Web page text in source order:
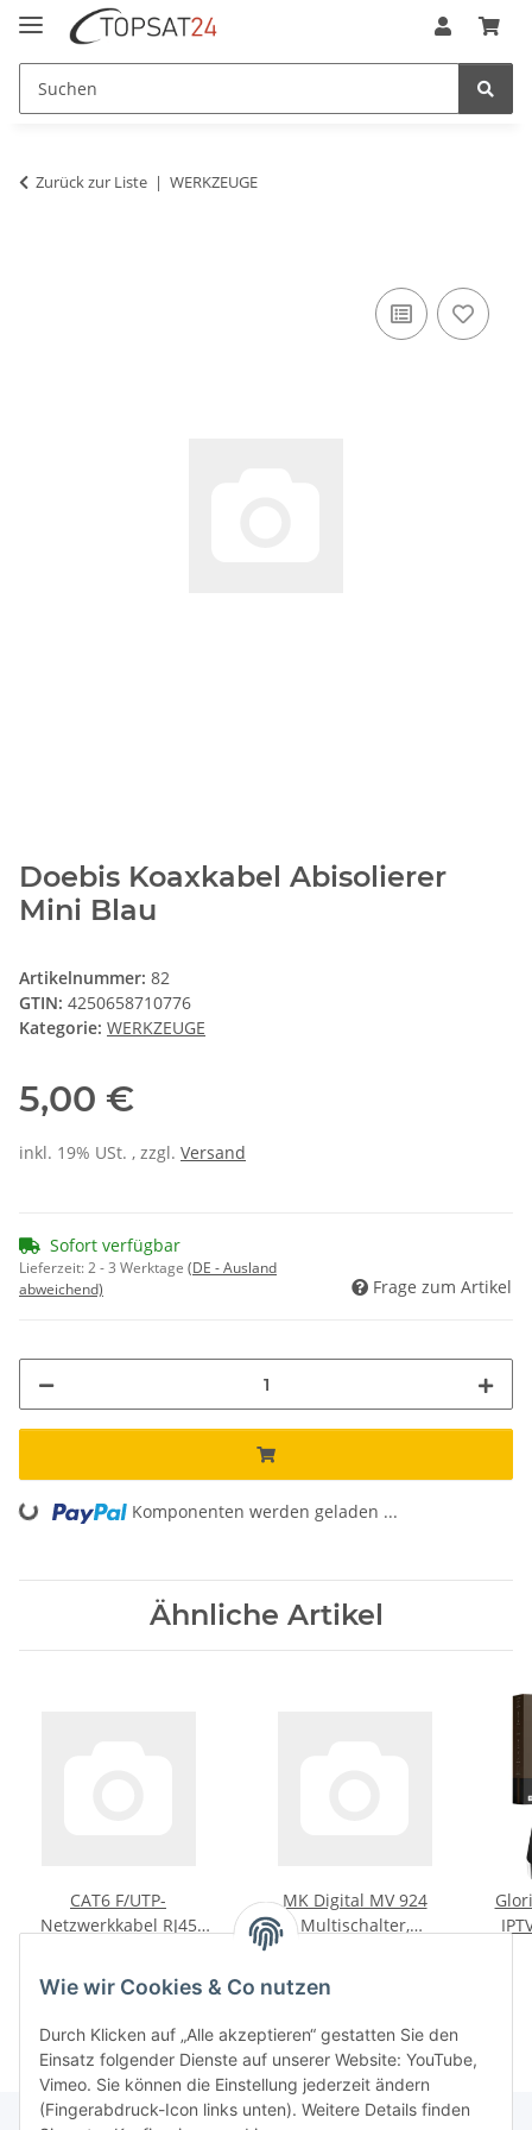
Wie wir Cookies & Co nutzen
Durch Klicken auf „Alle akzeptieren“ gestatten Sie den
Einsatz folgender Dienste auf unserer Website: YouTube,
Vimeo. Sie können die Einstellung jederzeit ändern
(Fingerabdruck-Icon links unten). Weitere Details finden
Zurück zur Liste WERKZEUGE
Doebis Koaxkabel Abisolierer
Mini Blau
Artikelnummer: 82
GTIN: 4250658710776
Kategorie: WERKZEUGE
5,00 €
inkl. 19% USt. , zzgl. Versand
Sofort verfügbar
Lieferzeit:2 - 3 Werktage (DE - Ausland
abweichend)
Frage zum Artikel
Loading... Komponenten werden geladen ...
Ähnliche Artikel
CAT6 F/UTP-
Netzwerkkabel RJ45
male 20.00 m Grau
MK Digital MV 924
Multischalter,
Verteiler 9 auf 24
kaskadierbar